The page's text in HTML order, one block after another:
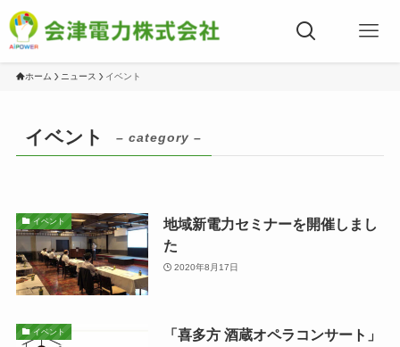
ホーム ニュース イベント
イベント – category –
イベント
地域新電力セミナーを開催しまし
た
2020年8月17日
イベント
「喜多方 酒蔵オペラコンサート」